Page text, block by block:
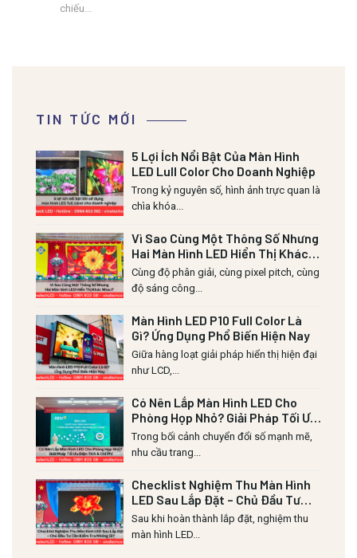
TIN TỨC MỚI
5 Lợi Ích Nổi Bật Của Màn Hình
LED Lull Color Cho Doanh Nghiệp
Trong kỷ nguyên số, hình ảnh trực quan là
chìa khóa...
Vì Sao Cùng Một Thông Số Nhưng
Hai Màn Hình LED Hiển Thị Khác
Nhau?
Cùng độ phân giải, cùng pixel pitch, cùng
độ sáng công...
Màn Hình LED P10 Full Color Là
Gì? Ứng Dụng Phổ Biến Hiện Nay
Giữa hàng loạt giải pháp hiển thị hiện đại
như LCD,...
Có Nên Lắp Màn Hình LED Cho
Phòng Họp Nhỏ? Giải Pháp Tối Ưu
Diện Tích & Chi Phí
Trong bối cảnh chuyển đổi số mạnh mẽ,
nhu cầu trang...
Checklist Nghiệm Thu Màn Hình
LED Sau Lắp Đặt – Chủ Đầu Tư
Cần Kiểm Tra Những Gì?
Sau khi hoàn thành lắp đặt, nghiệm thu
màn hình LED...
chiếu...